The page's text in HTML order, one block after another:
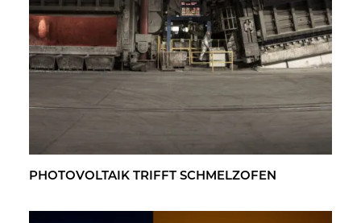
PHO­TO­VOL­TA­IK TRIFFT SCHMELZ­OFEN